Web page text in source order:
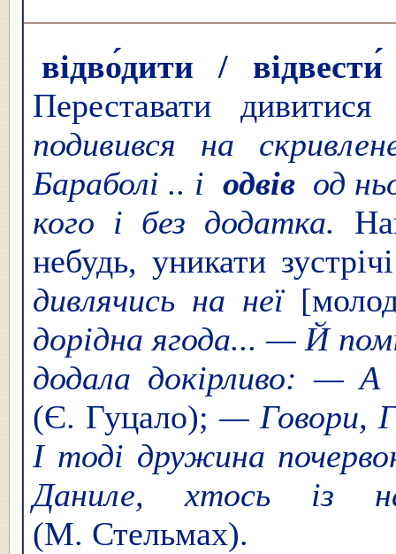
відво́дити /
Переставати
подивився на
Бараболі .. і одвів од
кого і без додатка.
небудь, уникати
дивлячись на неї
дорідна ягода... — Й
додала докірливо: — А
(Є. Гуцало);— Говори,
І тоді дружина
Даниле, хтось із
(М. Стельмах).